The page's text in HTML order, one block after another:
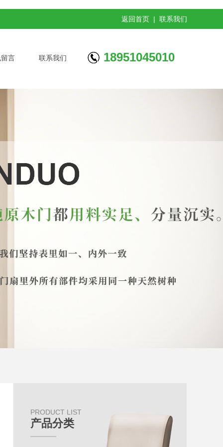
返回首页 | 联系我们
18951045010
言 联系我们
PRODUCT LIST
产品分类